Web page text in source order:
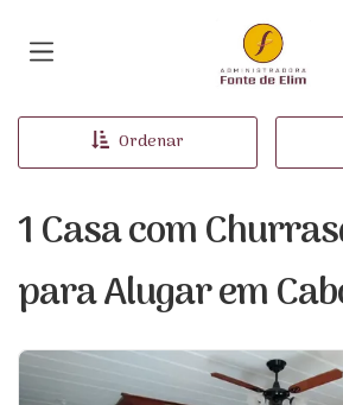
Página inicial
Ordenar
1 Casa com
para Alugar em